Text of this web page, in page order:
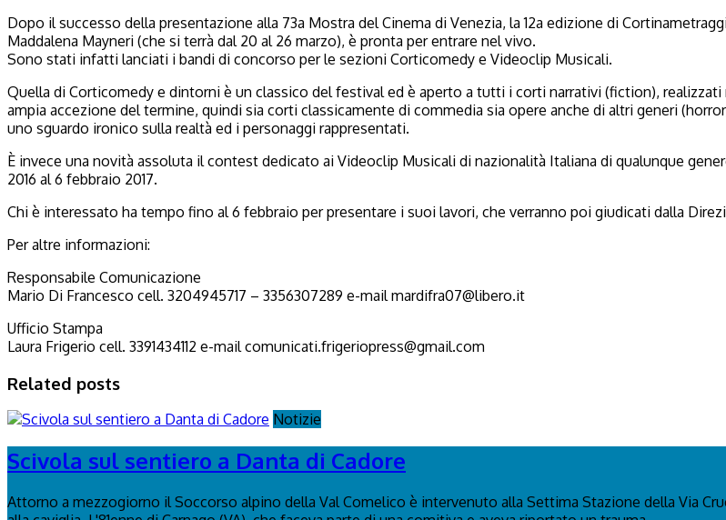
Dopo il successo della presentazione alla 73a Mostra del Cinema di Venezia, la 12a edizione di
Maddalena Mayneri (che si terrà dal 20 al 26 marzo), è pronta per entrare nel vivo.
Sono stati infatti lanciati i bandi di concorso per le sezioni Corticomedy e Videoclip Musicali.
Quella di Corticomedy e dintorni è un classico del festival ed è aperto a tutti i corti narrativi (fiction),
ampia accezione del termine, quindi sia corti classicamente di commedia sia opere anche di altri generi
uno sguardo ironico sulla realtà ed i personaggi rappresentati.
È invece una novità assoluta il contest dedicato ai Videoclip Musicali di nazionalità Italiana di qualunque
2016 al 6 febbraio 2017.
Chi è interessato ha tempo fino al 6 febbraio per presentare i suoi lavori, che verranno poi giudicati dalla
Per altre informazioni:
Responsabile Comunicazione
Mario Di Francesco cell. 3204945717 – 3356307289 e-mail mardifra07@libero.it
Ufficio Stampa
Laura Frigerio cell. 3391434112 e-mail comunicati.frigeriopress@gmail.com
Related posts
Notizie
Scivola sul sentiero a Danta di Cadore
Attorno a mezzogiorno il Soccorso alpino della Val Comelico è intervenuto alla Settima Stazione della Via